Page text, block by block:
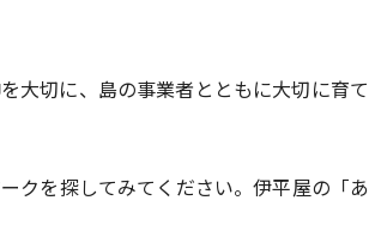
大切に、島の事業者とともに大切に育て
クを探してみてください。伊平屋の「あ